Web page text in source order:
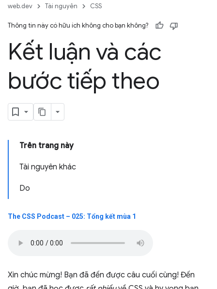
web.dev Tài nguyên CSS
Thông tin này có hữu ích không cho bạn không?
Kết luận và các
bước tiếp theo
Trên trang này
Tài nguyên khác
Do
The CSS Podcast – 025: Tổng kết mùa 1
Xin chúc mừng! Bạn đã đến được câu cuối cùng! Đến